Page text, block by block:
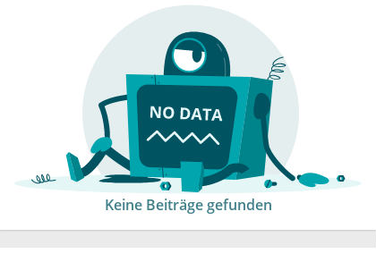
Keine Beiträge gefunden